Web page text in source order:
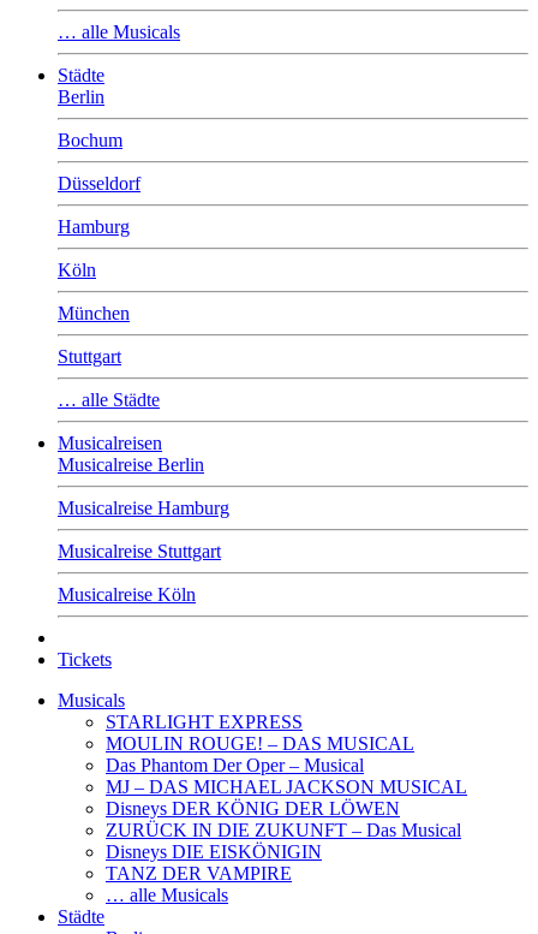
… alle Musicals
Städte
Berlin
Bochum
Düsseldorf
Hamburg
Köln
München
Stuttgart
… alle Städte
Musicalreisen
Musicalreise Berlin
Musicalreise Hamburg
Musicalreise Stuttgart
Musicalreise Köln
Tickets
Musicals
STARLIGHT EXPRESS
MOULIN ROUGE! – DAS MUSICAL
Das Phantom Der Oper – Musical
MJ – DAS MICHAEL JACKSON MUSICAL
Disneys DER KÖNIG DER LÖWEN
ZURÜCK IN DIE ZUKUNFT – Das Musical
Disneys DIE EISKÖNIGIN
TANZ DER VAMPIRE
… alle Musicals
Städte